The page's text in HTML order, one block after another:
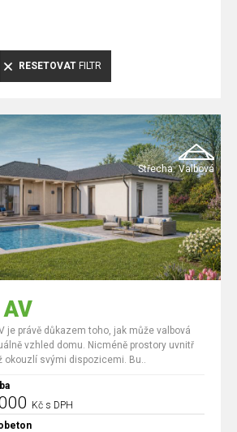
RESETOVAT FILTR
Střecha: Valbová
je právě důkazem toho, jak může valbová
vzhled domu. Nicméně prostory uvnitř
okouzlí svými dispozicemi. Bu..
Kč s DPH